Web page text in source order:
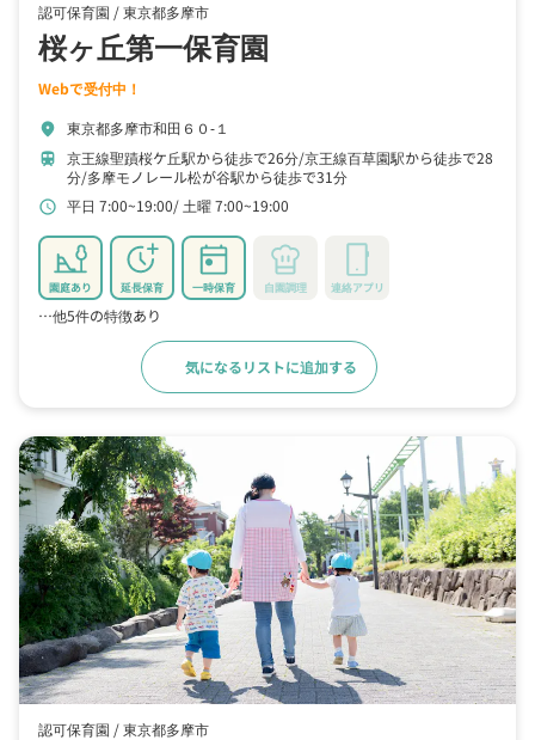
認可保育園 /東京都多摩市
桜ヶ丘第一保育園
Webで受付中！
location_on 東京都多摩市和田６０‐１
train 京王線聖蹟桜ケ丘駅から徒歩で26分 京王線百草園駅から徒歩で28
分 多摩モノレール松が谷駅から徒歩で31分
schedule 平日 7:00~19:00 土曜 7:00~19:00
園庭あり 延長保育 一時保育 自園調理 連絡アプリ
…他5件の特徴あり
気になるリストに追加する
認可保育園 /東京都多摩市